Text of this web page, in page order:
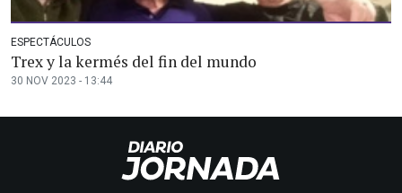
ESPECTÁCULOS
Trex y la kermés del fin del mundo
30 NOV 2023 - 13:44